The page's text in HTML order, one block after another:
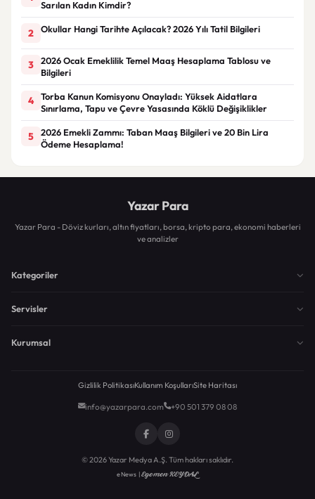
Sarılan Kadın Kimdir?
2 Okullar Hangi Tarihte Açılacak? 2026 Yılı Tatil Bilgileri
3
2026 Ocak Emeklilik Temel Maaş Hesaplama Tablosu ve
Bilgileri
4
Torba Kanun Komisyonu Onayladı: Yüksek Aidatlara
Sınırlama, Tapu ve Çevre Yasasında Köklü Değişiklikler
5
2026 Emekli Zammı: Taban Maaş Bilgileri ve 20 Bin Lira
Ödeme Hesaplama!
Yazar Para
Yazar Para - Döviz kurları, altın fiyatları, borsa, kripto para, ekonomi haberleri
ve analizler
Kategoriler
Servisler
Kurumsal
Gizlilik PolitikasıKullanım KoşullarıSite Haritası
info@yazarpara.com +90 501 379 08 08
© 2026 Yazar Medya A.Ş. Tüm hakları saklıdır.
eNews |Egemen KEYDAL